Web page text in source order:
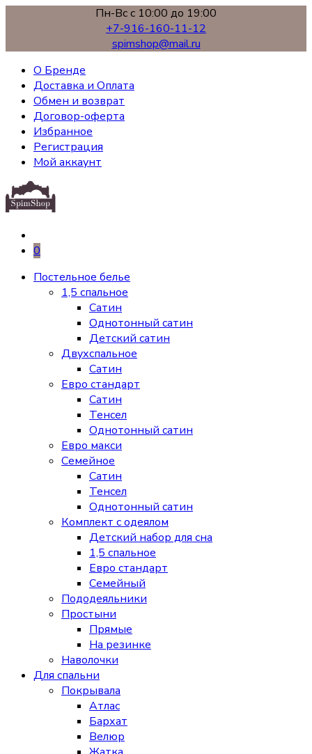
Пн-Вс с 10:00 до 19:00
+7-916-160-11-12
spimshop@mail.ru
О Бренде
Доставка и Оплата
Обмен и возврат
Договор-оферта
Избранное
Регистрация
Мой аккаунт
0
Постельное белье
1,5 спальное
Сатин
Однотонный сатин
Детский сатин
Двухспальное
Сатин
Евро стандарт
Сатин
Тенсел
Однотонный сатин
Евро макси
Семейное
Сатин
Тенсел
Однотонный сатин
Комплект с одеялом
Детский набор для сна
1,5 спальное
Евро стандарт
Семейный
Пододеяльники
Простыни
Прямые
На резинке
Наволочки
Для спальни
Покрывала
Атлас
Бархат
Велюр